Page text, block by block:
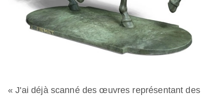
« J'ai déjà scanné des œuvres représentant des